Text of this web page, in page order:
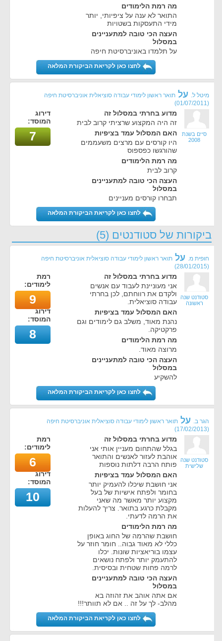
מה רמת הלימודים
התואר לא ענה על ציפיותי, יותר
מידי התעסקות בשטויות
העצה הכי טובה למתעניינים
במסלול
על תלמדו באוניברסיטת חיפה
לחצו כאן לקריאת הביקורת המלאה
מיטל ל. על תואר ראשון לימודי עבודה סוציאלית אוניברסיטת חיפה
(01/07/2011)
סיים בשנת
2008
מדוע בחרתי במסלול זה
זה היה המקצוע שרציתי קרוב לבית
האם המסלול עמד בציפיות
היו קורסים עם מרצים משעממים
שהורגשו כפספוס
מה רמת הלימודים
קרוב לבית
העצה הכי טובה למתעניינים
במסלול
תבחרו קורסים מעניינים
דירוג
המוסד:
7
לחצו כאן לקריאת הביקורת המלאה
ביקורות של סטודנטים (5)
חופית מ. על תואר ראשון לימודי עבודה סוציאלית אוניברסיטת חיפה
(
28/01/2015
)
סטודנט שנה
ראשונה
מדוע בחרתי במסלול זה
אני מעוניינת לעבוד עם אנשים
ולקדם את רווחתם, לכן בחרתי
עבודה סוציאלית.
האם המסלול עמד בציפיות
נהנת מאוד, משלב גם לימודים וגם
פרקטיקה.
מה רמת הלימודים
מרוצה מאוד.
העצה הכי טובה למתעניינים
במסלול
להשקיע
רמת
לימודים:
9
דירוג
המוסד:
8
לחצו כאן לקריאת הביקורת המלאה
הגר ב. על תואר ראשון לימודי עבודה סוציאלית אוניברסיטת חיפה
(
17/02/2013
)
סטודנט שנה
שלישית
מדוע בחרתי במסלול זה
בגלל שהתחום מעניין אותי אני
אוהבת לעזור לאנשים והתואר
פותח הרבה דלתות נוספות
האם המסלול עמד בציפיות
אני חושבת שיכלו להעמיק יותר
בחומר ולפתח אישיות של בעל
מקצוע יותר מאשר מה שאני
מקבלת כרגע בתואר. צריך להעלות
את הרמה לדעתי.
מה רמת הלימודים
חושבת שהרמה של החוג באופן
כללי לא מאוד גבוה.. חומר חוזר על
עצמו בוריאציות שונות. יכלו
להתעמק יותר ולפתח נושאים
לרמה פחות שטחית ובסיסית.
העצה הכי טובה למתעניינים
במסלול
אם אתה אוהב את זהוזה בא
מהלב- לך על זה .. אם לא תוותר!!!
רמת
לימודים:
6
דירוג
המוסד:
10
לחצו כאן לקריאת הביקורת המלאה